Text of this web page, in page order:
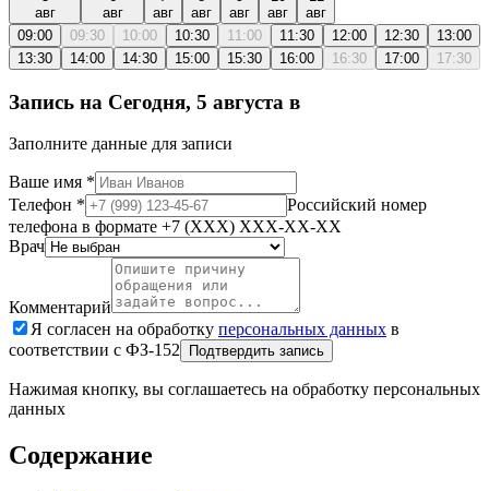
авг
авг
авг
авг
авг
авг
авг
09:00
09:30 10:00 10:30 11:00 11:30 12:00 12:30
13:00
13:30
14:00 14:30 15:00 15:30 16:00 16:30 17:00 17:30
Запись на Сегодня, 5 августа в
Заполните данные для записи
Ваше имя *
Телефон *
Российский номер
телефона в формате +7 (XXX) XXX-XX-XX
Врач
Комментарий
Я согласен на обработку персональных данных в
соответствии с ФЗ-152
Подтвердить запись
Нажимая кнопку, вы соглашаетесь на обработку персональных
данных
Содержание